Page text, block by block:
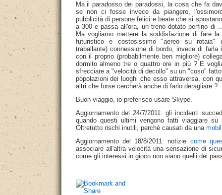
Ma il paradosso dei paradossi, la cosa che fa
se non ci fosse invece da piangere,
pubblicità di persone felici e beate che si
a 300 e passa all'ora, un treno dotato perfino di
Ma vogliamo mettere la soddisfazione di fare
futuristico e costosissimo "aereo su rotaia"
traballante) connessione di bordo, invece di farla
con il proprio (probabilmente ben migliore)
dormito almeno tre o quattro ore in più ? E
sfrecciare a "velocità di decollo" su un "coso"
popolazioni dei luoghi che esso attraversa, con
altri che forse cercherà anche di farlo deragliare ?
Buon viaggio, io preferisco usare Skype.
Aggiornamento del 24/7/2011: gli incidenti
quando questi ultimi vengono fatti viaggiare
Oltretutto rischi inutili, perché causati da una
Aggiornamento del 18/8/2011: notizie come
associare all'altra velocità una sensazione di
come gli interessi in gioco non siano quelli dei